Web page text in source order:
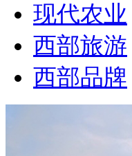
现代农业
西部旅游
西部品牌